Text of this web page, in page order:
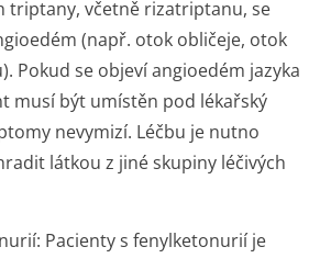
triptany, včetně rizatriptanu, se
(např. otok obličeje, otok
Pokud se objeví angioedém jazyka
musí být umístěn pod lékařský
nevymizí. Léčbu je nutno
látkou z jiné skupiny léčivých
Pacienty s fenylketonurií je